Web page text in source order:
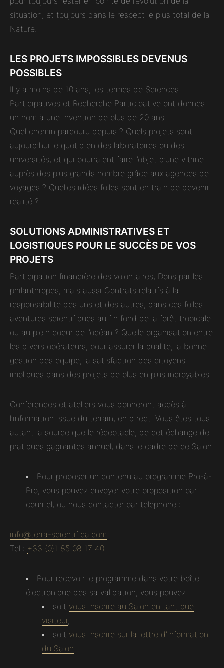
situation, et toujours dans le respect le plus total de la
Nature.
LES PROJETS IMPOSSIBLES DEVENUS
POSSIBLES
Il y a moins de 10 ans, les termes de Sciences
Participatives et Recherche Participative ont donnés
un nom à une invention de plus de 20 ans.
Quel chemin parcouru depuis ? Quels projets sont
aujourd’hui le quotidien des laboratoires ou des
universités, et qui pourraient faire l’objet d’une vitrine
auprès des plus grands nombre grâce aux agences de
voyages ? Quelles idées folles sont en train de devenir
réalité ?
SOLUTIONS ADMINISTRATIVES ET
LOGISTIQUES POUR LE SUCCÈS DE VOS
PROJETS
Participation financière des volontaires, Dons par les
philanthropes, mais aussi Contrats relatifs à la
responsabilité des uns et des autres, dans ces folles
aventures scientifiques au fin fond de la forêt tropicale
ou au plein coeur de l’océan ? Quelle organisation entre
les divers opérateurs, pour assurer la qualité, la bonne
gestion des équipe, la satisfaction des citoyens
impliqués dans des projets de plus en plus incroyables.
Conférences et ateliers vous donneront accès à
l’information issue du terrain, en direct. Vous êtes tous
autant la source que le réceptacle, de cet échange de
pratiques gagnantes annuel, dans le cadre de ce Salon.
Pour proposer un contenu au programme Pro-à-
Pro, vous pouvez envoyer votre proposition par
courriel, ou nous contacter par téléphone :
info@terra-scientifica.com
Tel : +33 (0)1 85 08 17 40
Pour recevoir le programme dans votre boîte
électronique dès sa validation, vous pouvez
soit vous inscrire au Salon en tant que
visiteur,
soit vous inscrire sur la lettre d’information
du Salon.